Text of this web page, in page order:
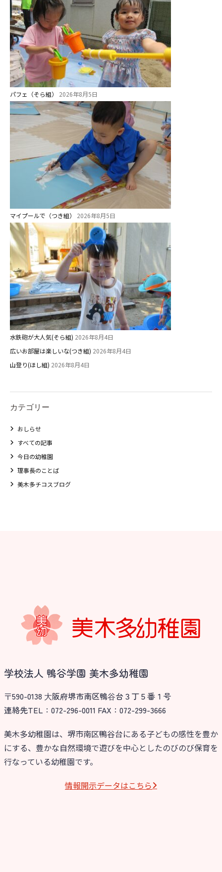
パフェ（そら組） 2026年8月5日
マイプールで（つき組） 2026年8月5日
水鉄砲が大人気(そら組) 2026年8月4日
広いお部屋は楽しいな(つき組) 2026年8月4日
山登り(ほし組) 2026年8月4日
カテゴリー
おしらせ
すべての記事
今日の幼稚園
理事長のことば
美木多チコスブログ
学校法人 鴨谷学園 美木多幼稚園
〒590-0138 ⼤阪府堺市南区鴨⾕台３丁５番１号
連絡先TEL：072-296-0011 FAX：072-299-3666
美木多幼稚園は、堺市南区鴨谷台にある子どもの感性を豊か
にする、豊かな自然環境で遊びを中心としたのびのび保育を
行なっている幼稚園です。
情報開⽰データはこちら
美⽊多幼稚園の理想
園の1⽇
年間⾏事
預かり保育［ヒラソル ]
美⽊多チコス
美⽊多チコスについて
美⽊多チコスブログ
未就園児クラス
0歳親子登園［マカロンクラス ]
1歳・2歳親子登園［マリポサクラ
ス ]
2歳児ひとり登園［ゆず組 ]
グループ施設・
関係先リンク
学校法⼈鴨⾕学園 鳳幼稚園
学校法⼈諏訪森学園 諏訪森幼稚
園
⼤阪府私⽴幼稚園連盟
社会福祉法人野田福祉会